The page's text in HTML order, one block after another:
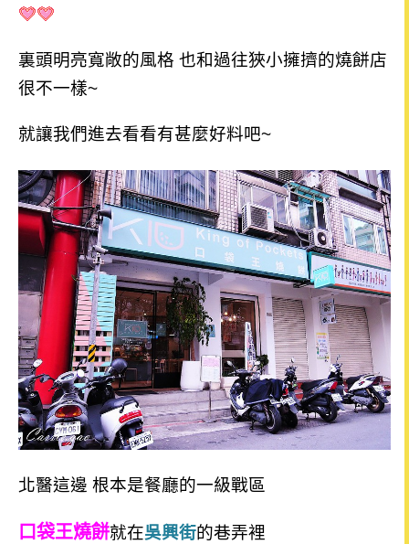
裏頭明亮寬敞的風格 也和過往狹小擁擠的燒餅店
很不一樣~
就讓我們進去看看有甚麼好料吧~
北醫這邊 根本是餐廳的一級戰區
口袋王燒餅就在吳興街的巷弄裡